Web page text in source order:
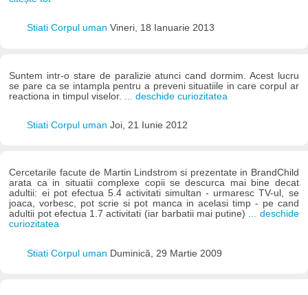
Stiati Corpul uman Vineri, 18 Ianuarie 2013
Suntem intr-o stare de paralizie atunci cand dormim. Acest lucru
se pare ca se intampla pentru a preveni situatiile in care corpul ar
reactiona in timpul viselor.
... deschide curiozitatea
Stiati Corpul uman Joi, 21 Iunie 2012
Cercetarile facute de Martin Lindstrom si prezentate in BrandChild
arata ca in situatii complexe copii se descurca mai bine decat
adultii: ei pot efectua 5.4 activitati simultan - urmaresc TV-ul, se
joaca, vorbesc, pot scrie si pot manca in acelasi timp - pe cand
adultii pot efectua 1.7 activitati (iar barbatii mai putine) ... deschide
curiozitatea
Stiati Corpul uman Duminică, 29 Martie 2009